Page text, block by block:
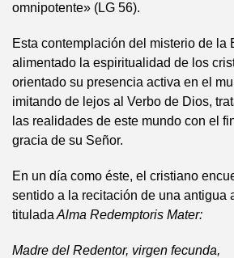
omnipotente» (LG 56).
Esta contemplación del misterio de la
alimentado la espiritualidad de los
orientado su presencia activa en el
imitando de lejos al Verbo de Dios,
las realidades de este mundo con el
gracia de su Señor.
En un día como éste, el cristiano
sentido a la recitación de una antigua
titulada Alma Redemptoris Mater:
Madre del Redentor, virgen fecunda,